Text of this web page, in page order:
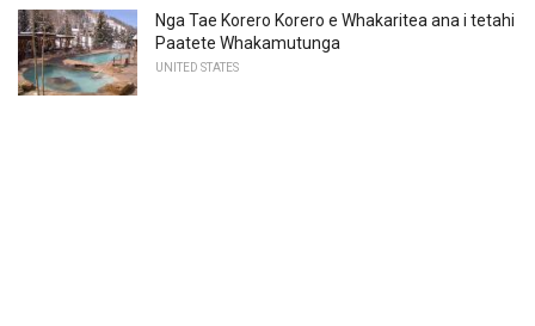
Nga Tae Korero Korero e Whakaritea ana i tetahi
Paatete Whakamutunga
UNITED STATES